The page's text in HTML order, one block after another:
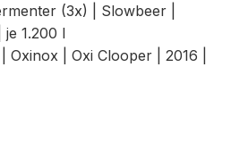
(3x) | Slowbeer |
je 1.200 l
| Oxi Clooper | 2016 |